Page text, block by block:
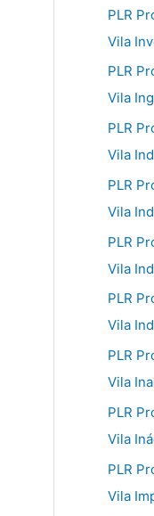
PLR
Vila
PLR
Vila
PLR
Vila
PLR
Vila
PLR
Vila
PLR
Vila
PLR
Vila
PLR
Vila
PLR
Vila